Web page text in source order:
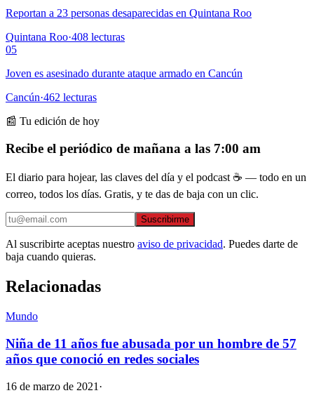
Reportan a 23 personas desaparecidas en Quintana Roo
Quintana Roo·408 lecturas
05
Joven es asesinado durante ataque armado en Cancún
Cancún·462 lecturas
📰 Tu edición de hoy
Recibe el periódico de mañana a las 7:00 am
El diario para hojear, las claves del día y el podcast ☕ — todo en un
correo, todos los días. Gratis, y te das de baja con un clic.
Suscribirme
Al suscribirte aceptas nuestro aviso de privacidad. Puedes darte de
baja cuando quieras.
Relacionadas
Mundo
Niña de 11 años fue abusada por un hombre de 57
años que conoció en redes sociales
16 de marzo de 2021 ·